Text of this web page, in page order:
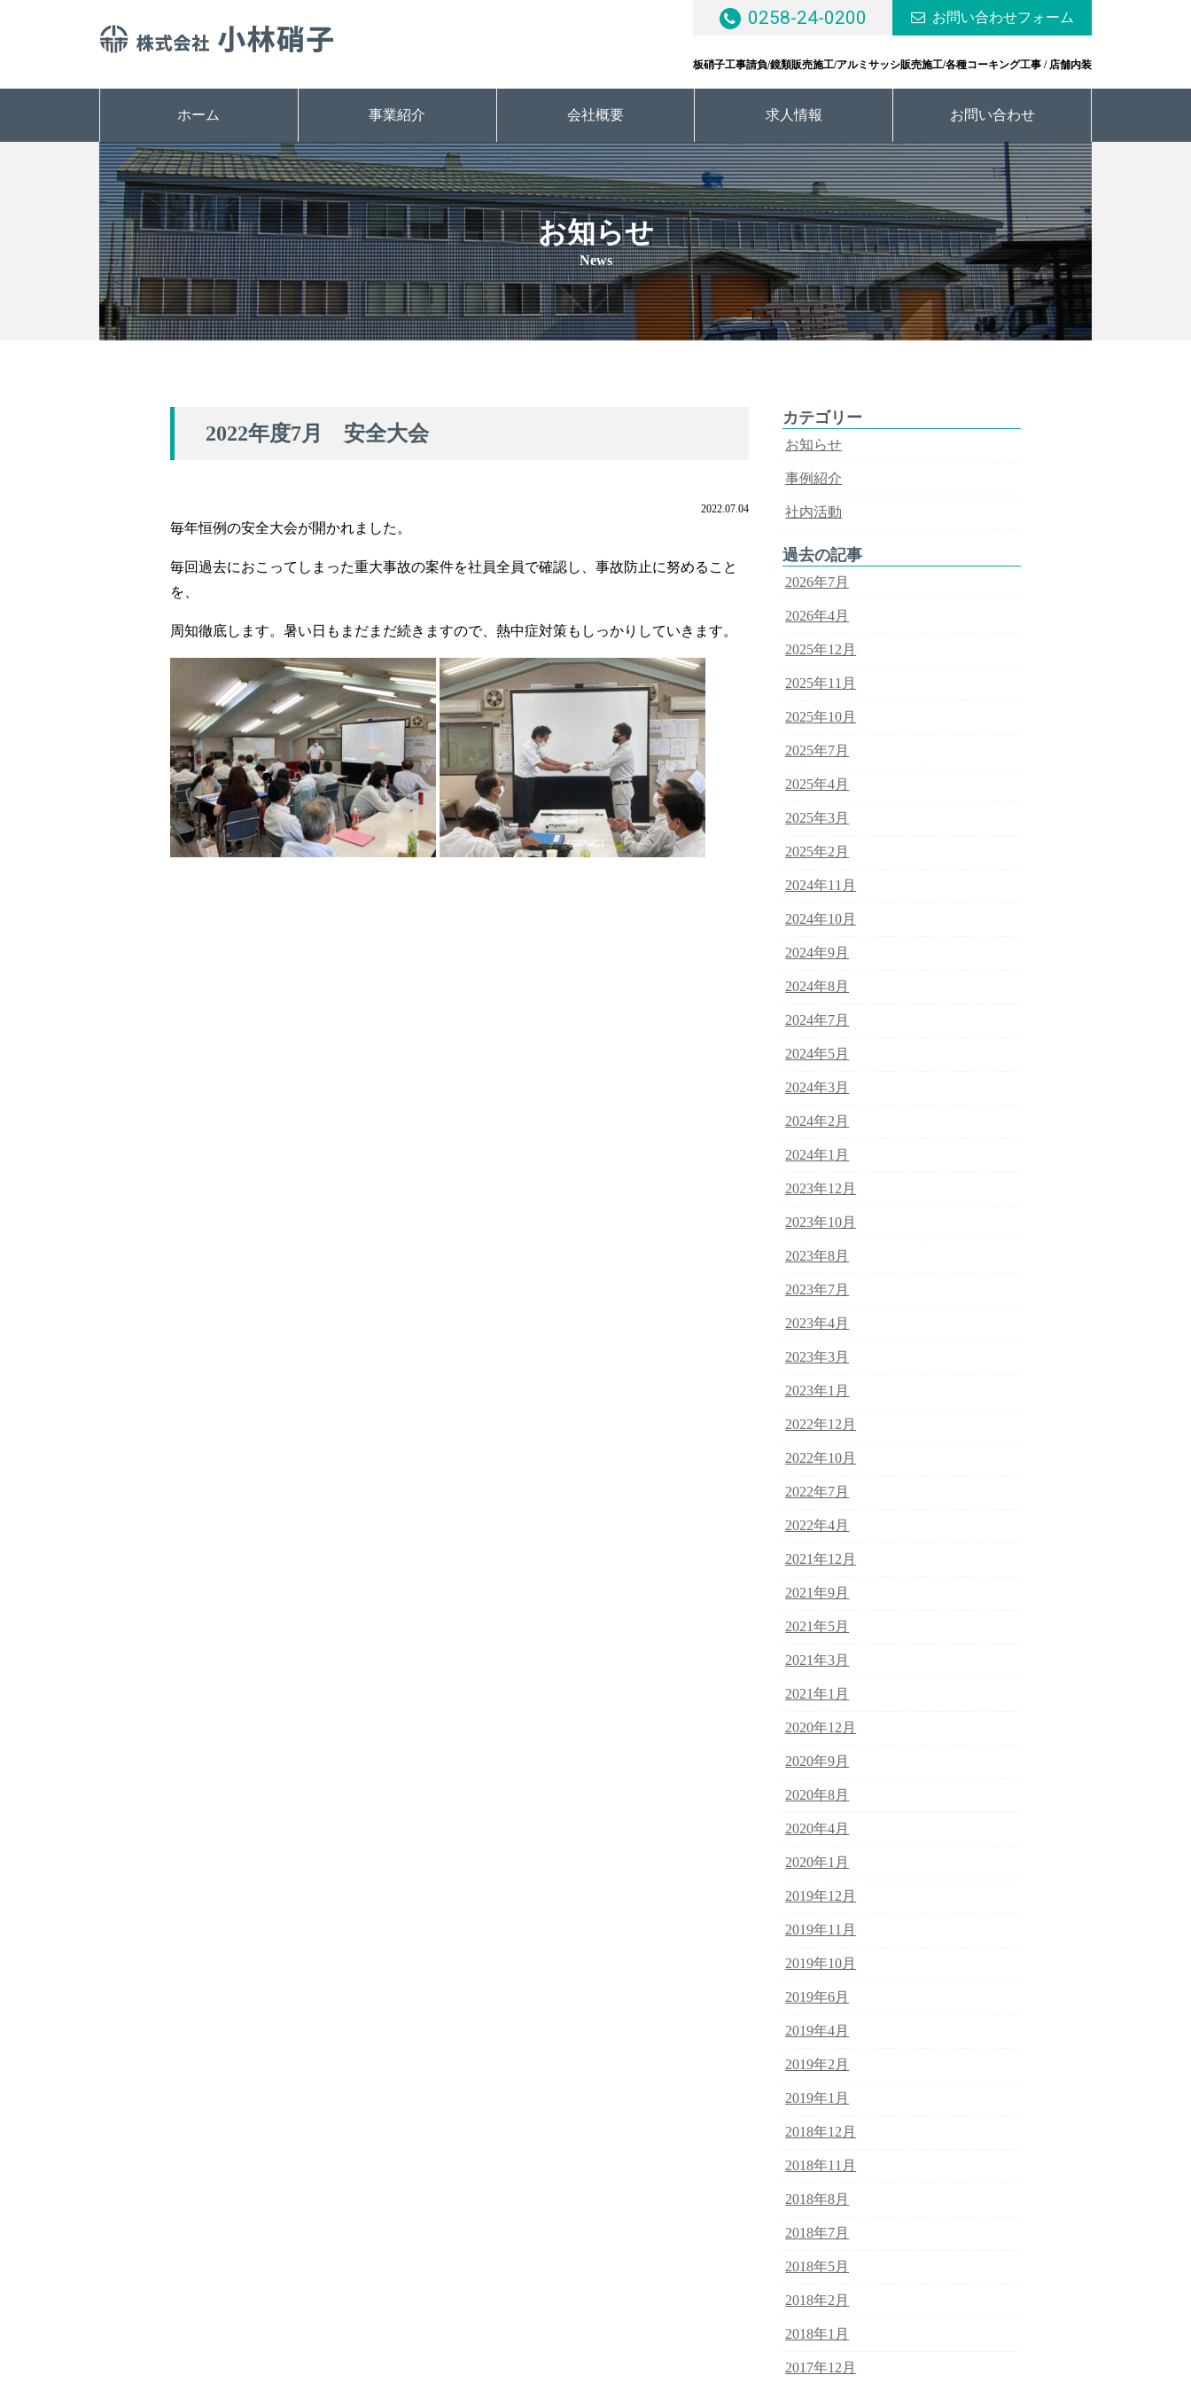
0258-24-0200 お問い合わせフォーム
板硝子工事請負/鏡類販売施工/アルミサッシ販売施工/各種コーキング工事 / 店舗内装
ホーム 事業紹介 会社概要 求人情報 お問い合わせ
お知らせ
News
2022年度7月 安全大会
2022.07.04
毎年恒例の安全大会が開かれました。
毎回過去におこってしまった重大事故の案件を社員全員で確認し、事故防止に努めること
を、
周知徹底します。暑い日もまだまだ続きますので、熱中症対策もしっかりしていきます。
カテゴリー
お知らせ
事例紹介
社内活動
過去の記事
2026年7月
2026年4月
2025年12月
2025年11月
2025年10月
2025年7月
2025年4月
2025年3月
2025年2月
2024年11月
2024年10月
2024年9月
2024年8月
2024年7月
2024年5月
2024年3月
2024年2月
2024年1月
2023年12月
2023年10月
2023年8月
2023年7月
2023年4月
2023年3月
2023年1月
2022年12月
2022年10月
2022年7月
2022年4月
2021年12月
2021年9月
2021年5月
2021年3月
2021年1月
2020年12月
2020年9月
2020年8月
2020年4月
2020年1月
2019年12月
2019年11月
2019年10月
2019年6月
2019年4月
2019年2月
2019年1月
2018年12月
2018年11月
2018年8月
2018年7月
2018年5月
2018年2月
2018年1月
2017年12月